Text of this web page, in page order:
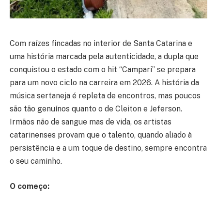
Com raízes fincadas no interior de Santa Catarina e
uma história marcada pela autenticidade, a dupla que
conquistou o estado com o hit “Campari” se prepara
para um novo ciclo na carreira em 2026. A história da
música sertaneja é repleta de encontros, mas poucos
são tão genuínos quanto o de Cleiton e Jeferson.
Irmãos não de sangue mas de vida, os artistas
catarinenses provam que o talento, quando aliado à
persistência e a um toque de destino, sempre encontra
o seu caminho.
O começo: